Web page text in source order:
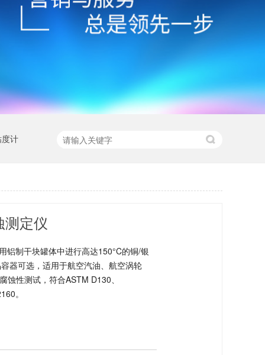
计
定仪
铝制干块罐体中进行高达150°C的铜/银
器可选，适用于航空汽油、航空涡轮
性测试，符合ASTM D130、
。